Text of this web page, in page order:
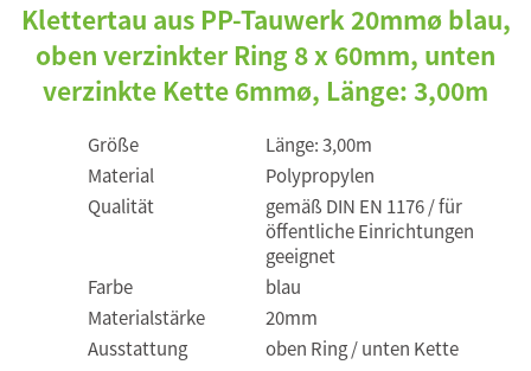
Klettertau aus PP-Tauwerk 20mmø blau,
oben verzinkter Ring 8 x 60mm, unten
verzinkte Kette 6mmø, Länge: 3,00m
Größe
Länge: 3,00m
Material
Polypropylen
Qualität
gemäß DIN EN 1176 / für
öffentliche Einrichtungen
geeignet
Farbe
blau
Materialstärke
20mm
Ausstattung
oben Ring / unten Kette